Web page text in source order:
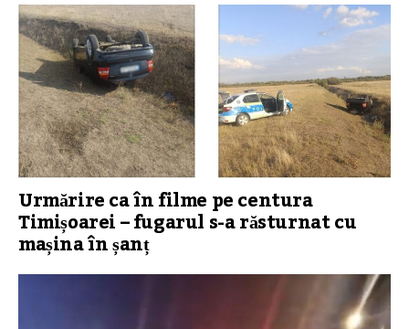
Urmărire ca în filme pe centura
Timișoarei – fugarul s-a răsturnat cu
mașina în șanț